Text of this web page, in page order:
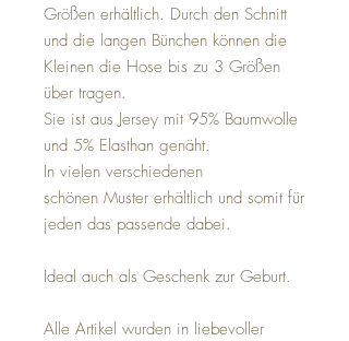
Größen erhältlich. Durch den Schnitt
und die langen Bünchen können die
Kleinen die Hose bis zu 3 Größen
über tragen.
Sie ist aus Jersey mit 95% Baumwolle
und 5% Elasthan genäht.
In vielen verschiedenen
schönen Muster erhältlich und somit für
jeden das passende dabei.
Ideal auch als Geschenk zur Geburt.
Alle Artikel wurden in liebevoller